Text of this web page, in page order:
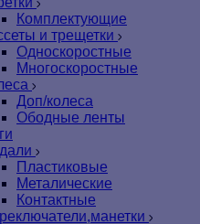
Комплектующие
и трещетки
Односкоростные
Многоскоростные
Доп/колеса
Ободные ленты
Пластиковые
Металические
Контактные